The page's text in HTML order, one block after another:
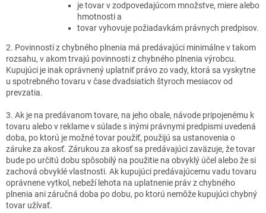
je tovar v zodpovedajúcom množstve, miere alebo
hmotnosti a
tovar vyhovuje požiadavkám právnych predpisov.
2. Povinnosti z chybného plnenia má predávajúci minimálne v takom
rozsahu, v akom trvajú povinnosti z chybného plnenia výrobcu.
Kupujúci je inak oprávnený uplatniť právo zo vady, ktorá sa vyskytne
u spotrebného tovaru v čase dvadsiatich štyroch mesiacov od
prevzatia.
3. Ak je na predávanom tovare, na jeho obale, návode pripojenému k
tovaru alebo v reklame v súlade s inými právnymi predpismi uvedená
doba, po ktorú je možné tovar použiť, použijú sa ustanovenia o
záruke za akosť. Zárukou za akosť sa predávajúci zaväzuje, že tovar
bude po určitú dobu spôsobilý na použitie na obvyklý účel alebo že si
zachová obvyklé vlastnosti. Ak kupujúci predávajúcemu vadu tovaru
oprávnene vytkol, nebeží lehota na uplatnenie práv z chybného
plnenia ani záručná doba po dobu, po ktorú nemôže kupujúci chybný
tovar užívať.